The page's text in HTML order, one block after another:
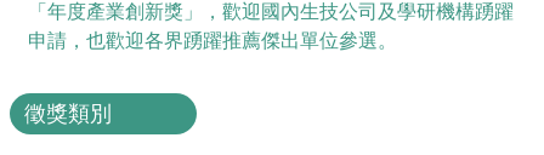
「年度產業創新獎」，歡迎國內生技公司及學研機構踴躍
申請，也歡迎各界踴躍推薦傑出單位參選。
徵獎類別